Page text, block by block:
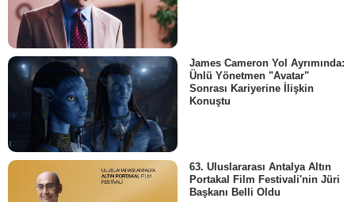
James Cameron Yol Ayrımında:
Ünlü Yönetmen "Avatar"
Sonrası Kariyerine İlişkin
Konuştu
63. Uluslararası Antalya Altın
Portakal Film Festivali'nin Jüri
Başkanı Belli Oldu